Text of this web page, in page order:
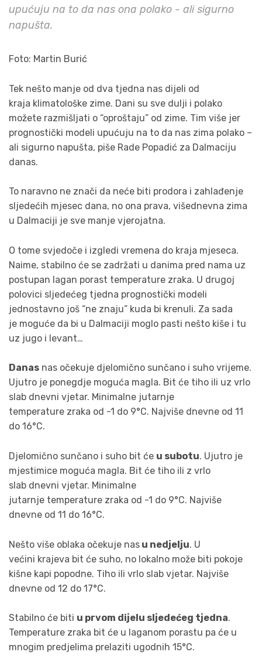
upućuju na to da nas ona polako - ali sigurno
napušta.
Foto: Martin Burić
Tek nešto manje od dva tjedna nas dijeli od
kraja klimatološke zime. Dani su sve dulji i polako
možete razmišljati o “oproštaju” od zime. Tim više jer
prognostički modeli upućuju na to da nas zima polako –
ali sigurno napušta, piše Rade Popadić za Dalmaciju
danas.
To naravno ne znači da neće biti prodora i zahlađenje
sljedećih mjesec dana, no ona prava, višednevna zima
u Dalmaciji je sve manje vjerojatna.
O tome svjedoče i izgledi vremena do kraja mjeseca.
Naime, stabilno će se zadržati u danima pred nama uz
postupan lagan porast temperature zraka. U drugoj
polovici sljedećeg tjedna prognostički modeli
jednostavno još “ne znaju” kuda bi krenuli. Za sada
je moguće da bi u Dalmaciji moglo pasti nešto kiše i tu
uz jugo i levant…
Danas nas očekuje djelomično sunčano i suho vrijeme.
Ujutro je ponegdje moguća magla. Bit će tiho ili uz vrlo
slab dnevni vjetar. Minimalne jutarnje
temperature zraka od -1 do 9°C. Najviše dnevne od 11
do 16°C.
Djelomično sunčano i suho bit će u subotu. Ujutro je
mjestimice moguća magla. Bit će tiho ili z vrlo
slab dnevni vjetar. Minimalne
jutarnje temperature zraka od -1 do 9°C. Najviše
dnevne od 11 do 16°C.
Nešto više oblaka očekuje nas u nedjelju. U
većini krajeva bit će suho, no lokalno može biti pokoje
kišne kapi popodne. Tiho ili vrlo slab vjetar. Najviše
dnevne od 12 do 17°C.
Stabilno će biti u prvom dijelu sljedećeg tjedna.
Temperature zraka bit će u laganom porastu pa će u
mnogim predjelima prelaziti ugodnih 15°C.